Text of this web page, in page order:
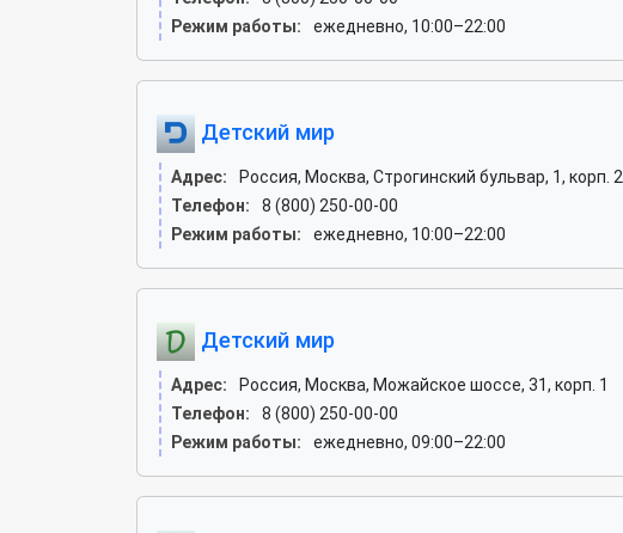
Режим работы:
ежедневно, 10:00–22:00
Детский мир
Адрес:
Россия, Москва, Строгинский бульвар, 1, корп. 2
Телефон:
8 (800) 250-00-00
Режим работы:
ежедневно, 10:00–22:00
Детский мир
Адрес:
Россия, Москва, Можайское шоссе, 31, корп. 1
Телефон:
8 (800) 250-00-00
Режим работы:
ежедневно, 09:00–22:00